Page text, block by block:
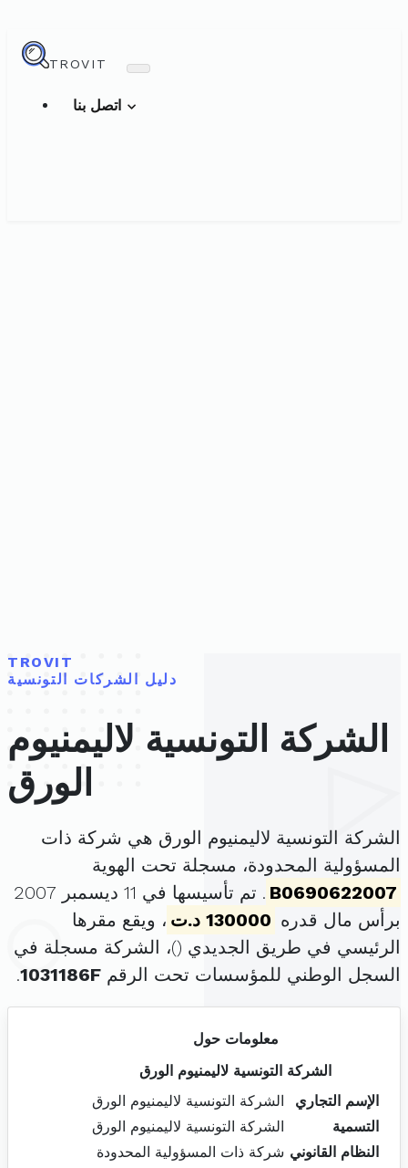
TROVIT
TROVIT
دليل الشركات التونسية
الشركة التونسية لاليمنيوم
الورق
الشركة التونسية لاليمنيوم الورق هي شركة ذات
المسؤولية المحدودة، مسجلة تحت الهوية
B0690622007
. تم تأسيسها في 11 ديسمبر 2007
برأس مال قدره 130000 د.ت
، ويقع مقرها
الرئيسي في طريق الجديدي ()، الشركة مسجلة في
السجل الوطني للمؤسسات تحت الرقم 1031186F
.
معلومات حول
الشركة التونسية لاليمنيوم الورق
الإسم التجاري
الشركة التونسية لاليمنيوم الورق
التسمية
الشركة التونسية لاليمنيوم الورق
النظام القانوني شركة ذات المسؤولية المحدودة